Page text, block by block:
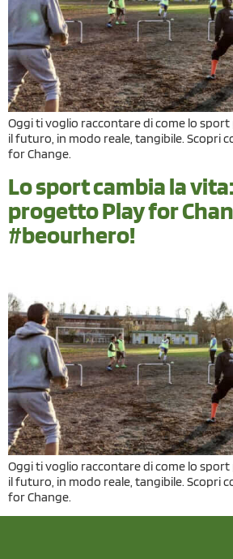
Oggi ti voglio raccontare di come lo sport
il futuro, in modo reale, tangibile. Scopri
for Change.
Lo sport cambia la
progetto Play for
#beourhero!
Oggi ti voglio raccontare di come lo sport
il futuro, in modo reale, tangibile. Scopri
for Change.